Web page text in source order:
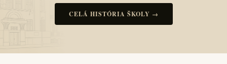
CELÁ HISTÓRIA ŠKOLY →